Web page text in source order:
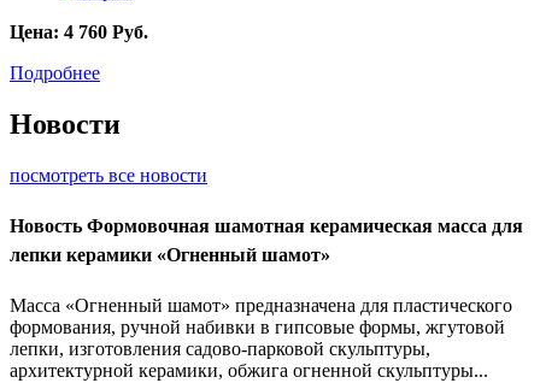
Цена: 4 760 Руб.
Подробнее
Новости
посмотреть все новости
Новость Формовочная шамотная керамическая масса для
лепки керамики «Огненный шамот»
Масса «Огненный шамот» предназначена для пластического
формования, ручной набивки в гипсовые формы, жгутовой
лепки, изготовления садово-парковой скульптуры,
архитектурной керамики, обжига огненной скульптуры...